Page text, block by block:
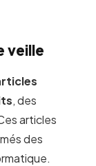
veille
, des
articles
des